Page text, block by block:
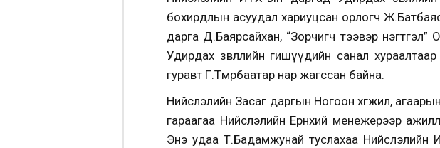
бохирдлын асуудал хариуцсан орлогч
дарга Д.Баярсайхан, “Зорчигч тээвэр нэгтгэл”
Удирдах зөвлөлийн гишүүдийн санал
гуравт Г.Төмөрбаатар нар жагссан байна.
Нийслэлийн Засаг даргын Ногоон хөгжил,
гараагаа Нийслэлийн Ерөнхий менежерээр
Энэ удаа Т.Бадамжунай туслахаа Нийслэлийн